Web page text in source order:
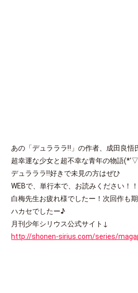
あの「デュラララ‼」の作者、成田良悟
超幸運な少女と超不幸な青年の物語
デュラララ‼好きで未見の方はぜひ
WEBで、単行本で、お読みください！！
白梅先生お疲れ様でしたー！次回作も
ハカセでしたー♪
月刊少年シリウス公式サイト↓
http://shonen-sirius.com/series/